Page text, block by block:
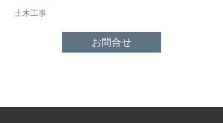
土木工事
お問合せ